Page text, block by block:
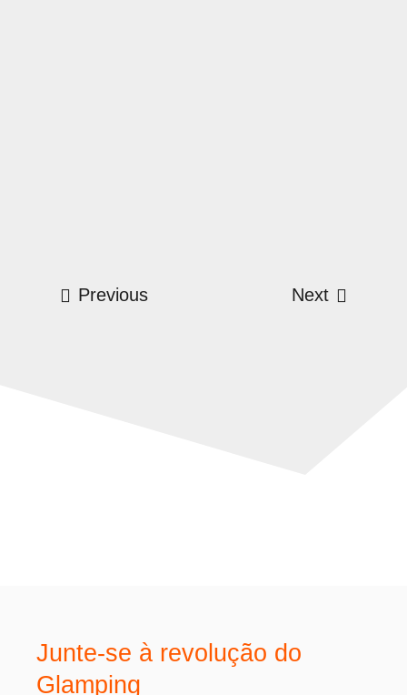
Previous Next
Junte-se à revolução do
Glamping